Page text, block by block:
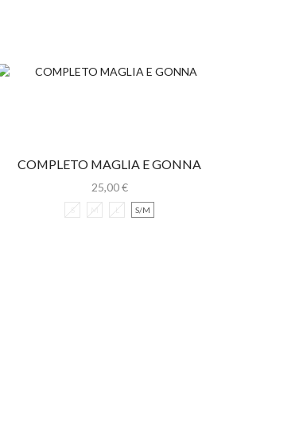
COMPLETO MAGLIA E GONNA
25,00€
S M L S/M